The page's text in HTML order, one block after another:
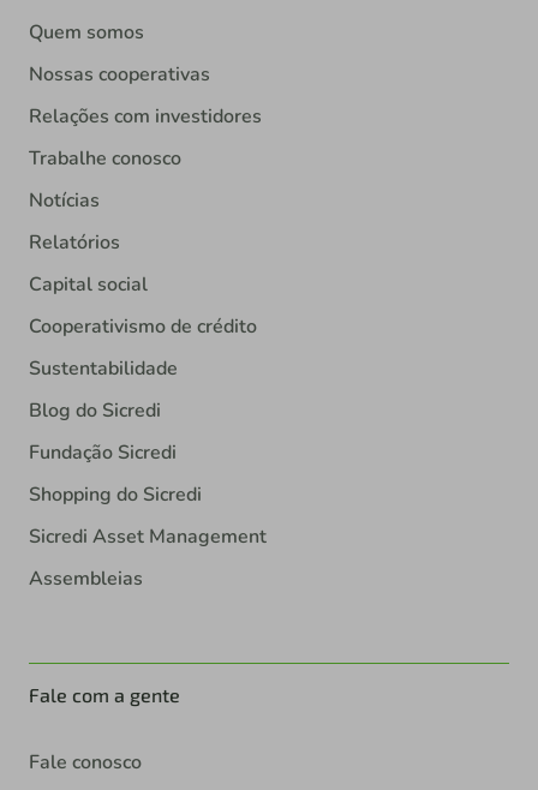
Quem somos
Nossas cooperativas
Relações com investidores
Trabalhe conosco
Notícias
Relatórios
Capital social
Cooperativismo de crédito
Sustentabilidade
Blog do Sicredi
Fundação Sicredi
Shopping do Sicredi
Sicredi Asset Management
Assembleias
Fale com a gente
Fale conosco